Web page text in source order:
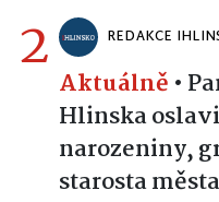
2 REDAKCE
Aktuálně •
Hlinska
narozeniny,
starosta města